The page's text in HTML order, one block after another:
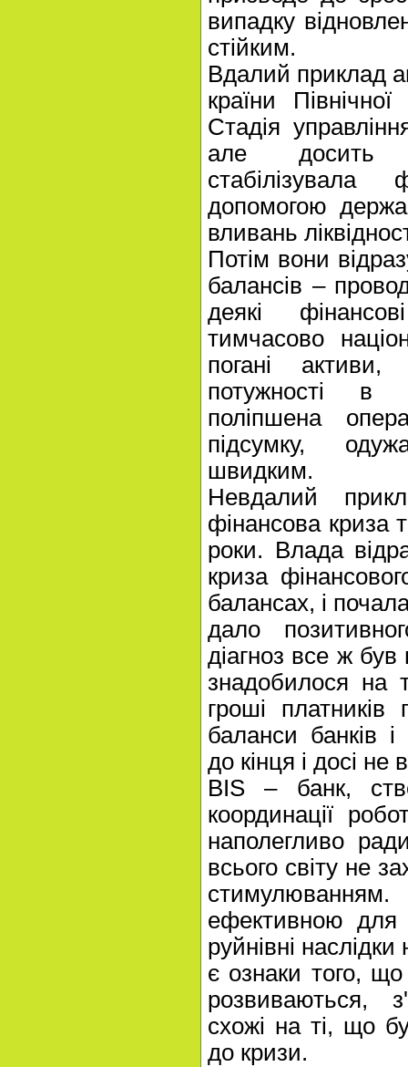
випадку
стійким.
Вдалий приклад
країни
Стадія
але досить
допомогою
вливань
Потім вони
балансів –
деякі
тимчасово
погані активи,
потужності в
поліпшена
підсумку,
швидким.
Невдалий
фінансова криза
роки. Влада
криза
балансах, і
дало
діагноз все ж був
знадобилося на
гроші платників
баланси банків
до кінця і досі не
BIS – банк,
координації
наполегливо
всього світу не
стимулюванням.
ефективною для
руйнівні
є ознаки того,
розвиваються,
схожі на ті, що
до кризи.